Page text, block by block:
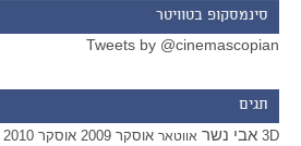
סינמסקופ בטוויטר
Tweets by @cinemascopian
תגים
3D אבי נשר אווטאר אוסקר 2009 אוסקר 2010